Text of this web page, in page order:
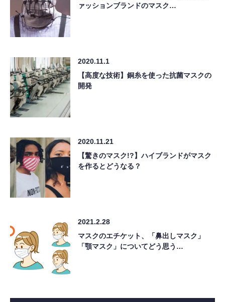
ァッションブランドのマスク…
2020.11.1
【高度な技術】銅糸を使った抗菌マスクの
開発
2020.11.21
【驚きのマスク!?】ハイブランドがマスク
を作るとどうなる？
2021.2.28
マスクのエチケット、「鼻出しマスク」
「顎マスク」についてどう思う…